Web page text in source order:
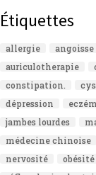
Étiquettes
allergie angoisse
auriculotherapie
constipation.
dépression
jambes lourdes
médecine chinoise
nervosité
obésité